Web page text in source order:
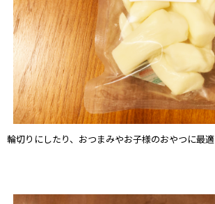
輪切りにしたり、おつまみやお子様のおやつに最適